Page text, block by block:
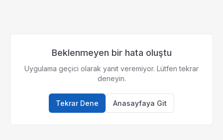
Beklenmeyen bir hata oluştu
Uygulama geçici olarak yanıt veremiyor. Lütfen tekrar
deneyin.
Tekrar Dene Anasayfaya Git